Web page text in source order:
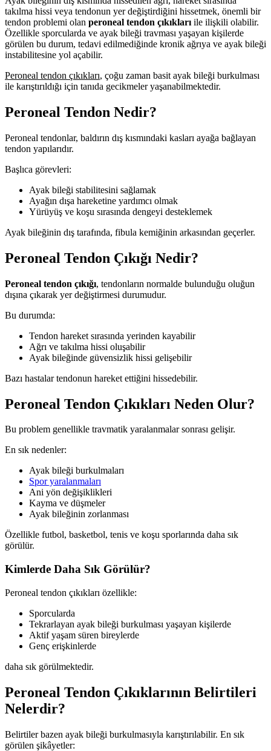
takılma hissi veya tendonun yer değiştirdiğini hissetmek, önemli bir
tendon problemi olan peroneal tendon çıkıkları ile ilişkili olabilir.
Özellikle sporcularda ve ayak bileği travması yaşayan kişilerde
görülen bu durum, tedavi edilmediğinde kronik ağrıya ve ayak bileği
instabilitesine yol açabilir.
Peroneal tendon çıkıkları, çoğu zaman basit ayak bileği burkulması
ile karıştırıldığı için tanıda gecikmeler yaşanabilmektedir.
Peroneal Tendon Nedir?
Peroneal tendonlar, baldırın dış kısmındaki kasları ayağa bağlayan
tendon yapılarıdır.
Başlıca görevleri:
Ayak bileği stabilitesini sağlamak
Ayağın dışa hareketine yardımcı olmak
Yürüyüş ve koşu sırasında dengeyi desteklemek
Ayak bileğinin dış tarafında, fibula kemiğinin arkasından geçerler.
Peroneal Tendon Çıkığı Nedir?
Peroneal tendon çıkığı, tendonların normalde bulunduğu oluğun
dışına çıkarak yer değiştirmesi durumudur.
Bu durumda:
Tendon hareket sırasında yerinden kayabilir
Ağrı ve takılma hissi oluşabilir
Ayak bileğinde güvensizlik hissi gelişebilir
Bazı hastalar tendonun hareket ettiğini hissedebilir.
Peroneal Tendon Çıkıkları Neden Olur?
Bu problem genellikle travmatik yaralanmalar sonrası gelişir.
En sık nedenler:
Ayak bileği burkulmaları
Spor yaralanmaları
Ani yön değişiklikleri
Kayma ve düşmeler
Ayak bileğinin zorlanması
Özellikle futbol, basketbol, tenis ve koşu sporlarında daha sık
görülür.
Kimlerde Daha Sık Görülür?
Peroneal tendon çıkıkları özellikle:
Sporcularda
Tekrarlayan ayak bileği burkulması yaşayan kişilerde
Aktif yaşam süren bireylerde
Genç erişkinlerde
daha sık görülmektedir.
Peroneal Tendon Çıkıklarının Belirtileri
Nelerdir?
Belirtiler bazen ayak bileği burkulmasıyla karıştırılabilir. En sık
görülen şikâyetler: